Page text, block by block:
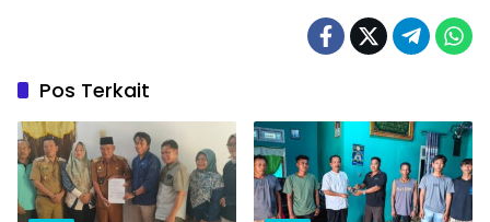
Pos Terkait